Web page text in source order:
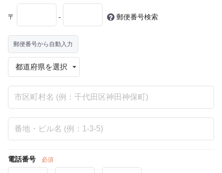
〒 - 郵便番号検索
郵便番号から自動入力
電話番号 必須